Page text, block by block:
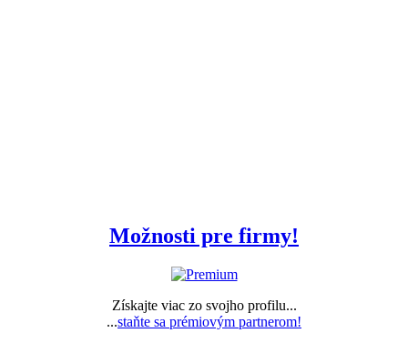
Možnosti pre firmy!
Získajte viac zo svojho profilu...
...staňte sa prémiovým partnerom!